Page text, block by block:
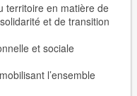
territoire en matière de
et de transition
et sociale
l’ensemble